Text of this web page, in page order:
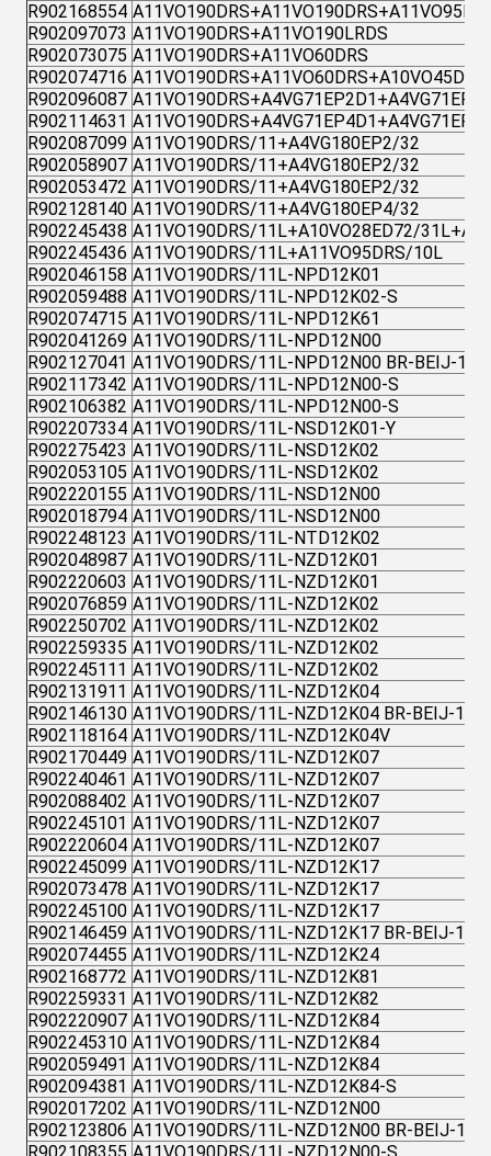
R902168554
R902097073 A11VO190DRS+A11VO190LRDS
R902073075 A11VO190DRS+A11VO60DRS
R902074716
R902096087
R902114631
R902087099 A11VO190DRS/11+A4VG180EP2/32
R902058907 A11VO190DRS/11+A4VG180EP2/32
R902053472 A11VO190DRS/11+A4VG180EP2/32
R902128140 A11VO190DRS/11+A4VG180EP4/32
R902245438 A11VO190DRS/11L+A10VO28ED72/
R902245436 A11VO190DRS/11L+A11VO95DRS/10L
R902046158 A11VO190DRS/11L-NPD12K01
R902059488 A11VO190DRS/11L-NPD12K02-S
R902074715 A11VO190DRS/11L-NPD12K61
R902041269 A11VO190DRS/11L-NPD12N00
R902127041 A11VO190DRS/11L-NPD12N00 BR-BEIJ-1
R902117342 A11VO190DRS/11L-NPD12N00-S
R902106382 A11VO190DRS/11L-NPD12N00-S
R902207334 A11VO190DRS/11L-NSD12K01-Y
R902275423 A11VO190DRS/11L-NSD12K02
R902053105 A11VO190DRS/11L-NSD12K02
R902220155 A11VO190DRS/11L-NSD12N00
R902018794 A11VO190DRS/11L-NSD12N00
R902248123 A11VO190DRS/11L-NTD12K02
R902048987 A11VO190DRS/11L-NZD12K01
R902220603 A11VO190DRS/11L-NZD12K01
R902076859 A11VO190DRS/11L-NZD12K02
R902250702 A11VO190DRS/11L-NZD12K02
R902259335 A11VO190DRS/11L-NZD12K02
R902245111 A11VO190DRS/11L-NZD12K02
R902131911 A11VO190DRS/11L-NZD12K04
R902146130 A11VO190DRS/11L-NZD12K04 BR-BEIJ-1
R902118164 A11VO190DRS/11L-NZD12K04V
R902170449 A11VO190DRS/11L-NZD12K07
R902240461 A11VO190DRS/11L-NZD12K07
R902088402 A11VO190DRS/11L-NZD12K07
R902245101 A11VO190DRS/11L-NZD12K07
R902220604 A11VO190DRS/11L-NZD12K07
R902245099 A11VO190DRS/11L-NZD12K17
R902073478 A11VO190DRS/11L-NZD12K17
R902245100 A11VO190DRS/11L-NZD12K17
R902146459 A11VO190DRS/11L-NZD12K17 BR-BEIJ-1
R902074455 A11VO190DRS/11L-NZD12K24
R902168772 A11VO190DRS/11L-NZD12K81
R902259331 A11VO190DRS/11L-NZD12K82
R902220907 A11VO190DRS/11L-NZD12K84
R902245310 A11VO190DRS/11L-NZD12K84
R902059491 A11VO190DRS/11L-NZD12K84
R902094381 A11VO190DRS/11L-NZD12K84-S
R902017202 A11VO190DRS/11L-NZD12N00
R902123806 A11VO190DRS/11L-NZD12N00 BR-BEIJ-1